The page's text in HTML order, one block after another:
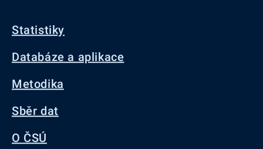
Statistiky
Databáze a aplikace
Metodika
Sběr dat
O ČSÚ